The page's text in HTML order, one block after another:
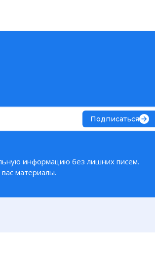
Подписаться
информацию без лишних писем.
материалы.